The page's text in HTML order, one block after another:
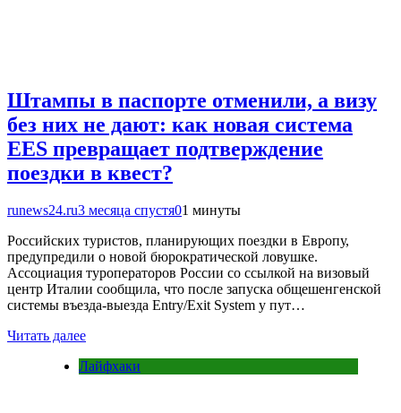
Штампы в паспорте отменили, а визу
без них не дают: как новая система
EES превращает подтверждение
поездки в квест?
runews24.ru3 месяца спустя01 минуты
Российских туристов, планирующих поездки в Европу,
предупредили о новой бюрократической ловушке.
Ассоциация туроператоров России со ссылкой на визовый
центр Италии сообщила, что после запуска общешенгенской
системы въезда-выезда Entry/Exit System у пут…
Читать далее
Лайфхаки